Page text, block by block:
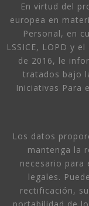
En virtud del
europea en
Personal, en
LSSICE, LOPD y
de 2016, le
tratados bajo
Iniciativas Para
Los datos
mantenga la
necesario para
legales.
rectificación,